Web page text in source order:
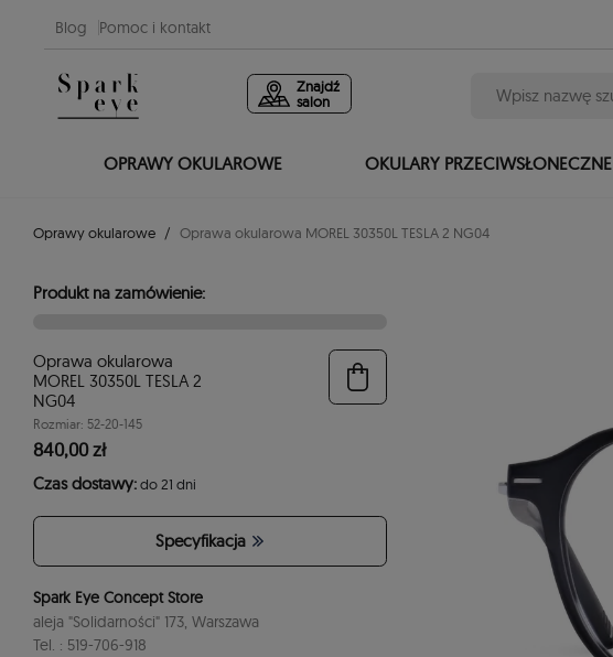
Blog Pomoc i kontakt
Znajdź
salon
OPRAWY OKULAROWE OKULARY PRZECIWSŁONECZNE
Oprawy okularowe Oprawa okularowa MOREL 30350L TESLA 2 NG04
Produkt na zamówienie:
Oprawa okularowa
MOREL 30350L TESLA 2
NG04
Rozmiar: 52-20-145
840,00 zł
Czas dostawy:do 21 dni
Specyfikacja
Spark Eye Concept Store
aleja "Solidarności" 173, Warszawa
Tel. : 519-706-918